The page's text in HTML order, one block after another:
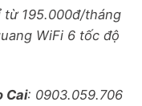
từ 195.000đ/tháng
WiFi 6 tốc độ
Cai: 0903.059.706